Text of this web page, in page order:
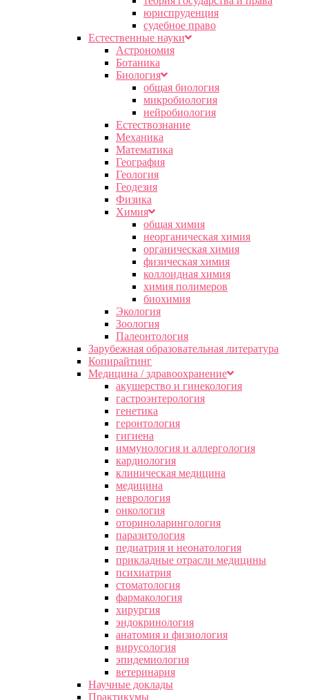
юриспруденция
судебное право
Естественные науки
Астрономия
Ботаника
Биология
общая биология
микробиология
нейробиология
Естествознание
Механика
Математика
География
Геология
Геодезия
Физика
Химия
общая химия
неорганическая химия
органическая химия
физическая химия
коллоидная химия
химия полимеров
биохимия
Экология
Зоология
Палеонтология
Зарубежная образовательная литература
Копирайтинг
Медицина / здравоохранение
акушерство и гинекология
гастроэнтерология
генетика
геронтология
гигиена
иммунология и аллергология
кардиология
клиническая медицина
медицина
неврология
онкология
оториноларингология
паразитология
педиатрия и неонатология
прикладные отрасли медицины
психиатрия
стоматология
фармакология
хирургия
эндокринология
анатомия и физиология
вирусология
эпидемиология
ветеринария
Научные доклады
Практикумы